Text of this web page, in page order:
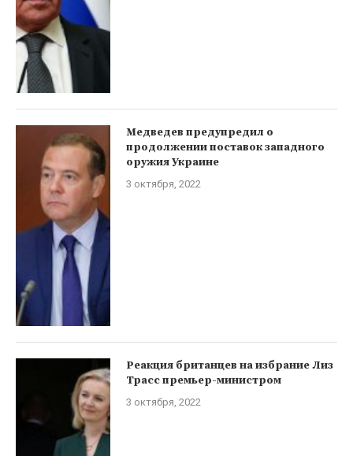
Медведев предупредил о
продолжении поставок западного
оружия Украине
3 октября, 2022
Реакция британцев на избрание Лиз
Трасс премьер-министром
3 октября, 2022